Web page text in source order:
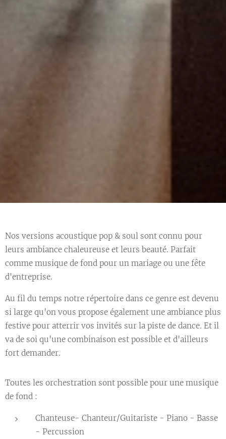
Nos versions acoustique pop & soul sont connu pour
leurs ambiance chaleureuse et leurs beauté. Parfait
comme musique de fond pour un mariage ou une fête
d'entreprise.
Au fil du temps notre répertoire dans ce genre est devenu
si large qu'on vous propose également une ambiance plus
festive pour atterrir vos invités sur la piste de dance. Et il
va de soi qu'une combinaison est possible et d'ailleurs
fort demander.
Toutes les orchestration sont possible pour une musique
de fond :
Chanteuse- Chanteur/Guitariste - Piano - Basse
- Percussion